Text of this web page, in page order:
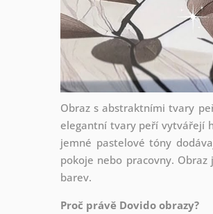
Obraz s abstraktními tvary
elegantní tvary peří vytvářejí
jemné pastelové tóny
pokoje nebo pracovny.
barev.
Proč právě Dovido obrazy?